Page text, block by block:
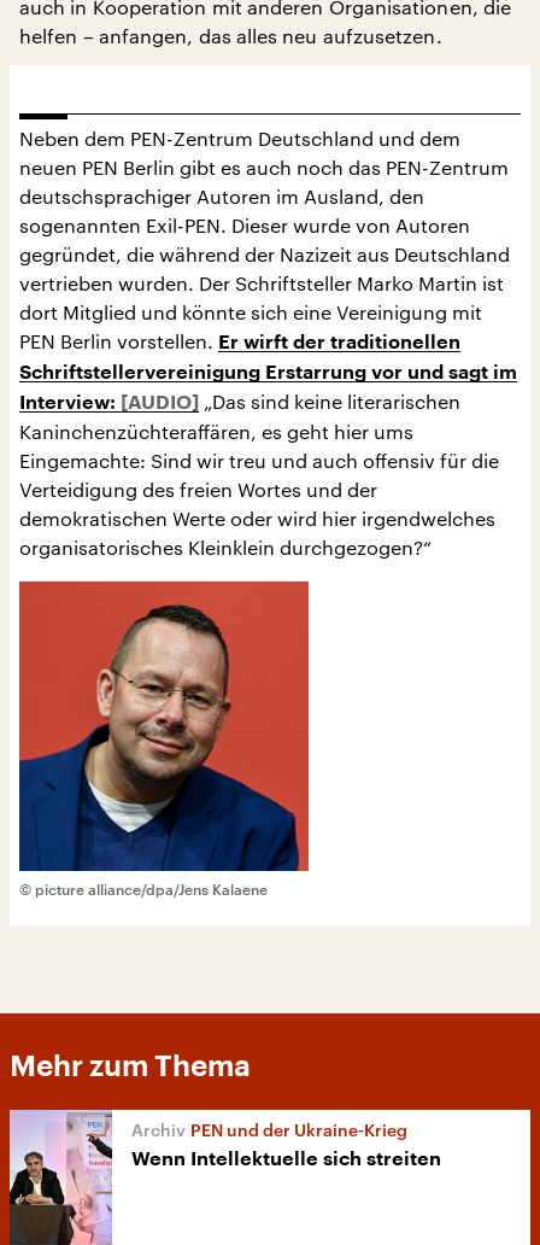
auch in Kooperation mit anderen Organisationen, die
helfen – anfangen, das alles neu aufzusetzen.
Neben dem PEN-Zentrum Deutschland und dem
neuen PEN Berlin gibt es auch noch das PEN-Zentrum
deutschsprachiger Autoren im Ausland, den
sogenannten Exil-PEN. Dieser wurde von Autoren
gegründet, die während der Nazizeit aus Deutschland
vertrieben wurden. Der Schriftsteller Marko Martin ist
dort Mitglied und könnte sich eine Vereinigung mit
PEN Berlin vorstellen. Er wirft der traditionellen
Schriftstellervereinigung Erstarrung vor und sagt im
Interview:
„Das sind keine literarischen
Kaninchenzüchteraffären, es geht hier ums
Eingemachte: Sind wir treu und auch offensiv für die
Verteidigung des freien Wortes und der
demokratischen Werte oder wird hier irgendwelches
organisatorisches Kleinklein durchgezogen?“
© picture alliance/dpa/Jens Kalaene
Mehr zum Thema
PEN und der Ukraine-Krieg
Wenn Intellektuelle sich streiten